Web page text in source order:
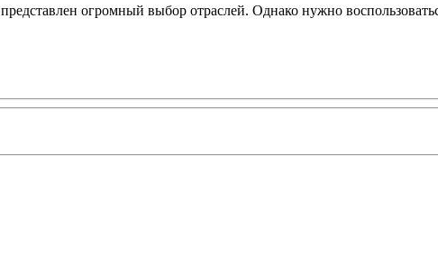
огромный выбор отраслей. Однако нужно